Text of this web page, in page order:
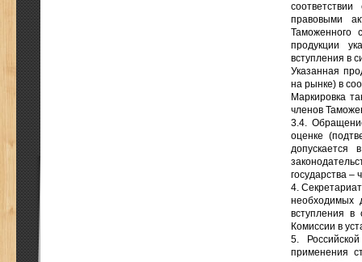
правовыми
Таможенного
продукции
вступления в
Указанная
на рынке) в
Маркировка
членов
3.4.
оценке
допускается
государства –
4.
необходимых
вступления в
Комиссии в
5.
применения